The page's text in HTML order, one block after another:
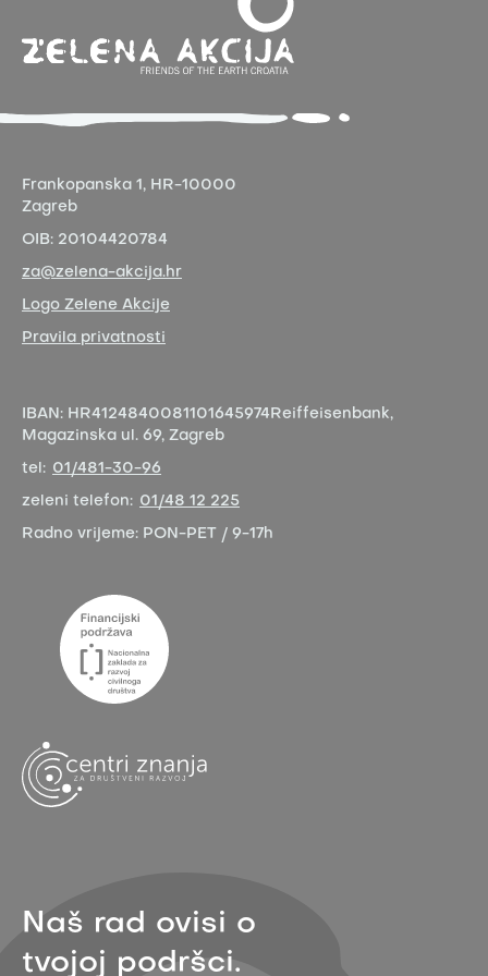
Frankopanska 1, HR-10000
Zagreb
OIB: 20104420784
za@zelena-akcija.hr
Logo Zelene Akcije
Pravila privatnosti
IBAN: HR4124840081101645974 Reiffeisenbank,
Magazinska ul. 69, Zagreb
tel: 01/481-30-96
zeleni telefon: 01/48 12 225
Radno vrijeme: PON-PET / 9-17h
Naš rad ovisi o
tvojoj podršci.